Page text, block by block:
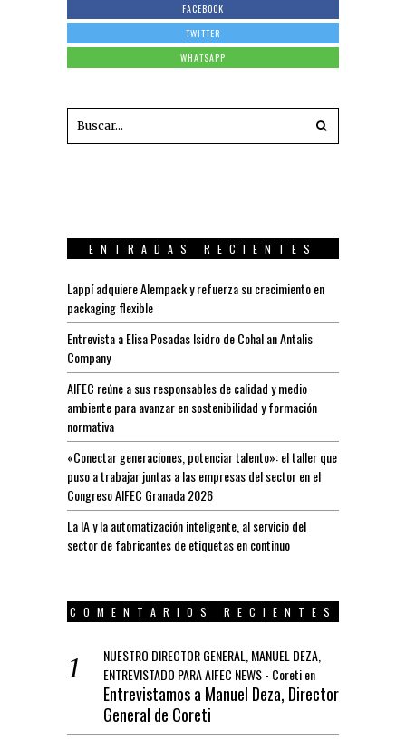
FACEBOOK
TWITTER
WHATSAPP
ENTRADAS RECIENTES
Lappí adquiere Alempack y refuerza su crecimiento en
packaging flexible
Entrevista a Elisa Posadas Isidro de Cohal an Antalis
Company
AIFEC reúne a sus responsables de calidad y medio
ambiente para avanzar en sostenibilidad y formación
normativa
«Conectar generaciones, potenciar talento»: el taller que
puso a trabajar juntas a las empresas del sector en el
Congreso AIFEC Granada 2026
La IA y la automatización inteligente, al servicio del
sector de fabricantes de etiquetas en continuo
COMENTARIOS RECIENTES
NUESTRO DIRECTOR GENERAL, MANUEL DEZA,
ENTREVISTADO PARA AIFEC NEWS - Coretien
Entrevistamos a Manuel Deza, Director
General de Coreti